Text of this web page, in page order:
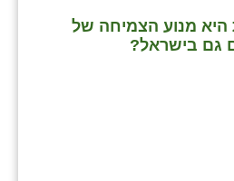
היא מנוע הצמיחה של
גם בישראל?